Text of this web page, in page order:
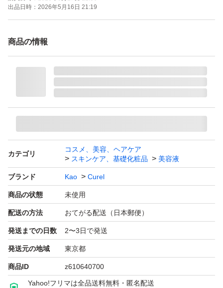
よろしくお願いいたします。
出品日時： 2026年5月16日 21:19
商品の情報
カテゴリ
コスメ、美容、ヘアケア
スキンケア、基礎化粧品
美容液
ブランド Kao Curel
商品の状態 未使用
配送の方法 おてがる配送（日本郵便）
発送までの日数 2〜3日で発送
発送元の地域 東京都
商品ID z610640700
Yahoo!フリマは全品送料無料・匿名配送